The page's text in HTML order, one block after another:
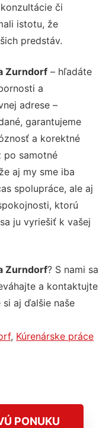
či
istotu, že
predstáv.
Zurndorf – hľadáte
a
adrese –
garantujeme
a korektné
po samotné
aj my sme iba
spolupráce, ale aj
ktorú
ju vyriešiť k vašej
Zurndorf? S nami sa
a kontaktujte
aj ďalšie naše
, Kúrenárske práce
PONUKU